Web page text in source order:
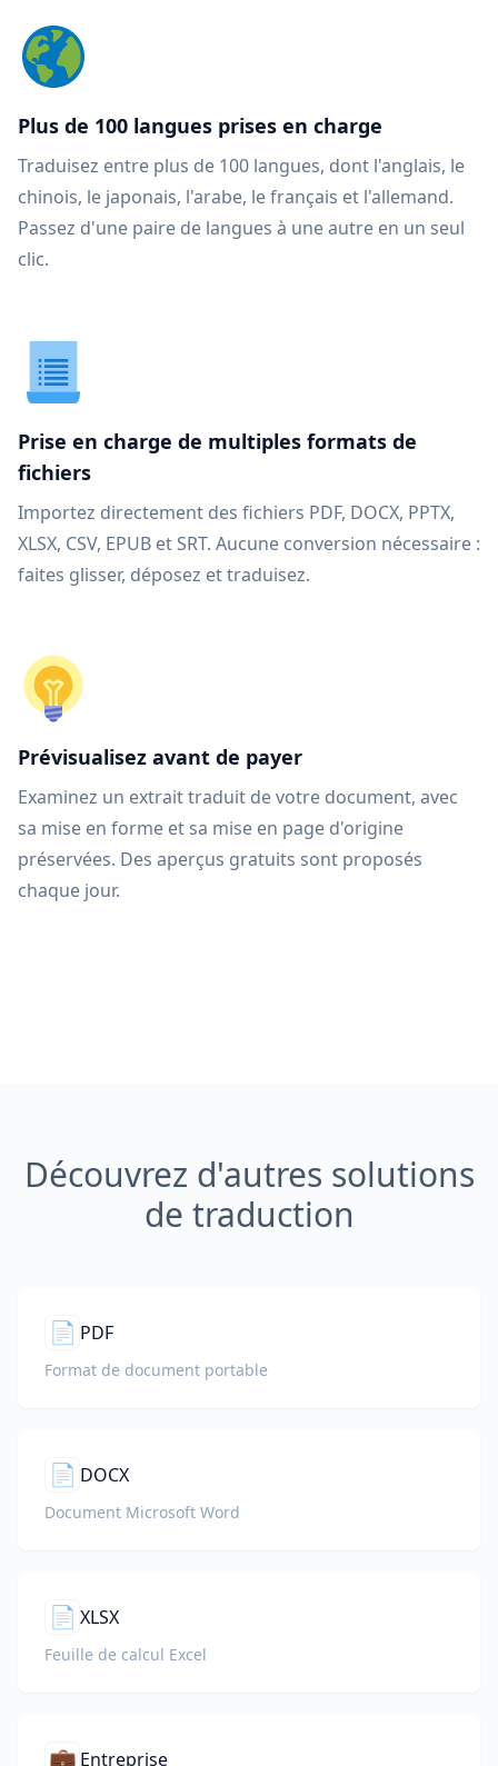
Plus de 100 langues prises en charge
Traduisez entre plus de 100 langues, dont l'anglais, le
chinois, le japonais, l'arabe, le français et l'allemand.
Passez d'une paire de langues à une autre en un seul
clic.
Prise en charge de multiples formats de
fichiers
Importez directement des fichiers PDF, DOCX, PPTX,
XLSX, CSV, EPUB et SRT. Aucune conversion nécessaire :
faites glisser, déposez et traduisez.
Prévisualisez avant de payer
Examinez un extrait traduit de votre document, avec
sa mise en forme et sa mise en page d'origine
préservées. Des aperçus gratuits sont proposés
chaque jour.
Découvrez d'autres solutions
de traduction
📄 PDF
Format de document portable
📄 DOCX
Document Microsoft Word
📄 XLSX
Feuille de calcul Excel
💼 Entreprise